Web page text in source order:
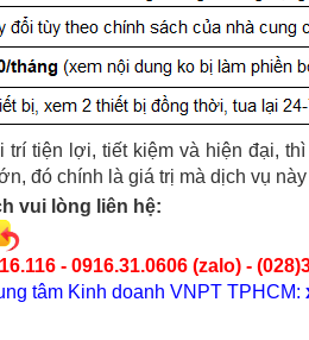
trí tiện lợi, tiết kiệm và hiện đại,
đó chính là giá trị mà dịch vụ
vui lòng liên hệ:
- 0916.31.0606 (zalo) -
tâm Kinh doanh VNPT TPHCM: